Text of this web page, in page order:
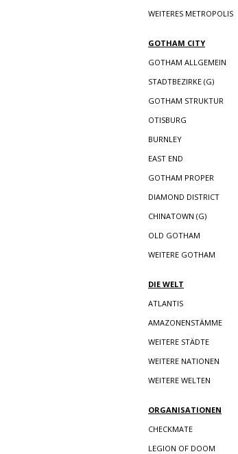
WEITERES METROPOLIS
GOTHAM CITY
GOTHAM ALLGEMEIN
STADTBEZIRKE (G)
GOTHAM STRUKTUR
OTISBURG
BURNLEY
EAST END
GOTHAM PROPER
DIAMOND DISTRICT
CHINATOWN (G)
OLD GOTHAM
WEITERE GOTHAM
DIE WELT
ATLANTIS
AMAZONENSTÄMME
WEITERE STÄDTE
WEITERE NATIONEN
WEITERE WELTEN
ORGANISATIONEN
CHECKMATE
LEGION OF DOOM